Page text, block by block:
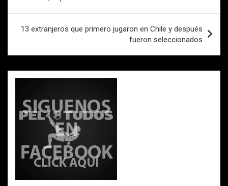
entradas
13 extranjeros que primero jugaron en Chile y después
fueron seleccionados